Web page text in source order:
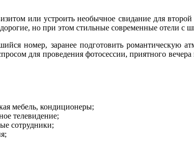
или устроить необычное свидание для
но при этом стильные современные отели
номер, заранее подготовить романтическую
для проведения фотосессии, приятного
мебель, кондиционеры;
телевидение;
сотрудники;